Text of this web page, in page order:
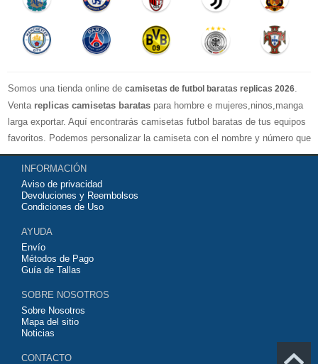
Somos una tienda online de camisetas de futbol baratas replicas 2026
Venta replicas camisetas baratas para hombre e mujeres,ninos,manga
larga exportar. Aquí encontrarás camisetas futbol baratas de tus equipos
favoritos. Podemos personalizar la camiseta con el nombre y número que
quieras. Nuestrascamisetas de futbol replicasson de máxima calidad
tailandesa por lo que estamos convencidos que quedarás muy satisfecho
con ella. Estas camisetas tienen un tejido transpirable por lo que te
servirán para jugar al fútbol o simplemente para animar a tu equipo
contáctanos y haremos lo posible para conseguirtela lo más barata
posible.
INFORMACIÓN
Aviso de privacidad
Devoluciones y Reembolsos
Condiciones de Uso
AYUDA
Envío
Métodos de Pago
Guía de Tallas
SOBRE NOSOTROS
Sobre Nosotros
Mapa del sitio
Noticias
CONTACTO